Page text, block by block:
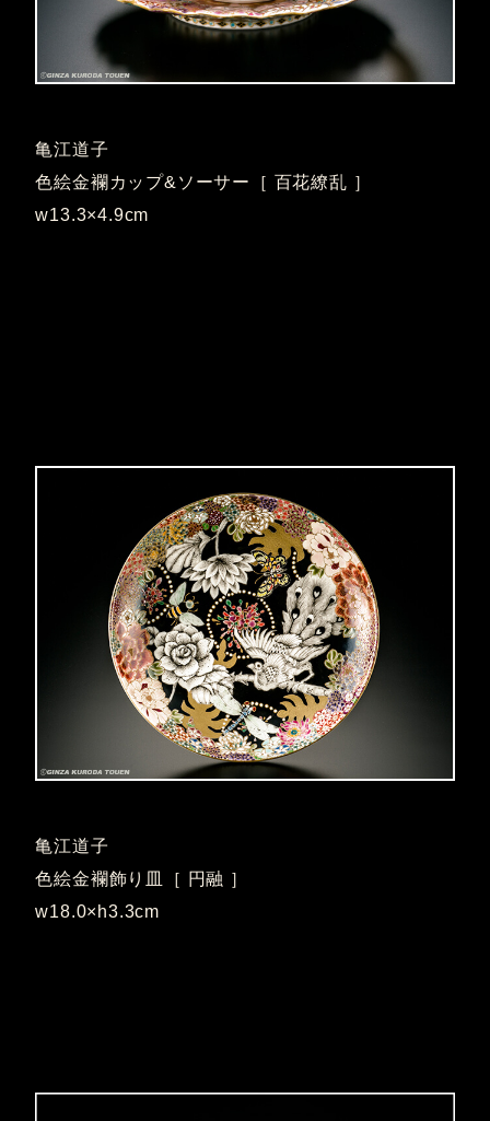
亀江道子
色絵金襴カップ&ソーサー［ 百花繚乱 ］
w13.3×4.9cm
亀江道子
色絵金襴飾り皿［ 円融 ］
w18.0×h3.3cm